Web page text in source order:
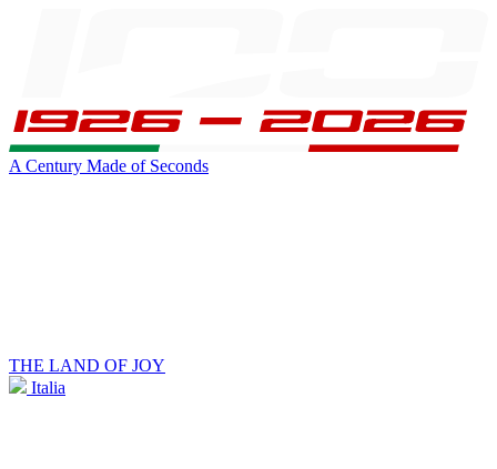
A Century Made of Seconds
THE LAND OF JOY
Italia